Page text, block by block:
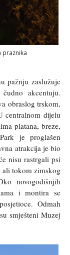
praznika
pažnju zaslužuje
akcentuju.
obraslog trskom,
centralnom dijelu
platana, breze,
je proglašen
atrakcija je bio
nisu rastrgali psi
ali tokom zimskog
novogodišnjih
i montira se
Odmah
smješteni Muzej